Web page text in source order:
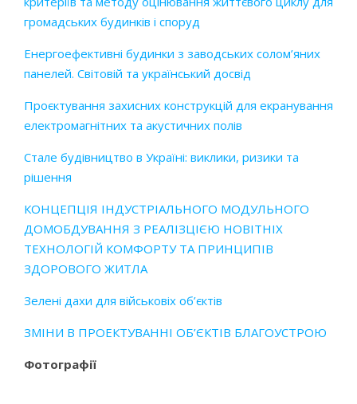
громадських будинків і споруд
Енергоефективні будинки з заводських солом’яних
панелей. Світовій та український досвід
Проєктування захисних конструкцій для екранування
електромагнітних та акустичних полів
Стале будівництво в Україні: виклики, ризики та
рішення
КОНЦЕПЦІЯ ІНДУСТРІАЛЬНОГО МОДУЛЬНОГО
ДОМОБДУВАННЯ З РЕАЛІЗЦІЄЮ НОВІТНІХ
ТЕХНОЛОГІЙ КОМФОРТУ ТА ПРИНЦИПІВ
ЗДОРОВОГО ЖИТЛА
Зелені дахи для військовіх об’єктів
ЗМІНИ В ПРОЕКТУВАННІ ОБ’ЄКТІВ БЛАГОУСТРОЮ
Фотографії